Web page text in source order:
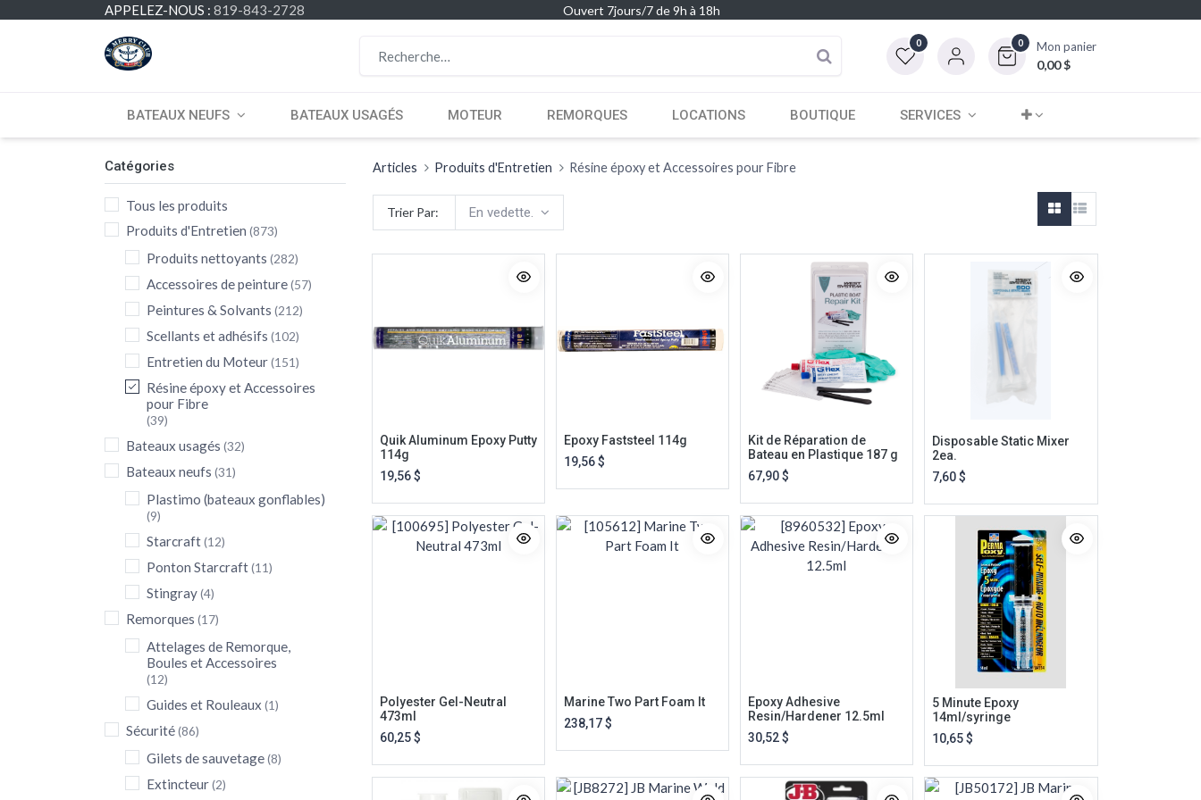
APPELEZ-NOUS : 819-843-2728 Ouvert 7jours/7 de 9h à 18h
0 0 Mon panier
0,00$
BATEAUX NEUFS BATEAUX USAGÉS MOTEUR REMORQUES LOCATIONS BOUTIQUE SERVICES
Catégories
Tous les produits
Produits d'Entretien (873)
Produits nettoyants (282)
Accessoires de peinture(57)
Peintures & Solvants (212)
Scellants et adhésifs (102)
Entretien du Moteur(151)
Résine époxy et Accessoires
pour Fibre
(39)
Bateaux usagés (32)
Bateaux neufs (31)
Plastimo (bateaux gonflables)
(9)
Starcraft(12)
Ponton Starcraft(11)
Stingray(4)
Remorques (17)
Attelages de Remorque,
Boules et Accessoires
(12)
Guides et Rouleaux (1)
Sécurité(86)
Gilets de sauvetage(8)
Extincteur(2)
Articles Produits d'Entretien Résine époxy et Accessoires pour Fibre
Trier Par: En vedette.
Quik Aluminum Epoxy Putty
114g
19,56$
Epoxy Faststeel 114g
19,56$
Kit de Réparation de
Bateau en Plastique 187 g
67,90$
Disposable Static Mixer
2ea.
7,60$
Polyester Gel-Neutral
473ml
60,25$
Marine Two Part Foam It
238,17$
Epoxy Adhesive
Resin/Hardener 12.5ml
30,52$
5 Minute Epoxy
14ml/syringe
10,65$